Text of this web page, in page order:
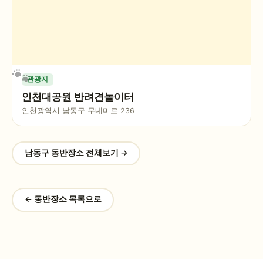
관광지
인천대공원 반려견놀이터
인천광역시 남동구 무네미로 236
남동구동반장소 전체보기 →
← 동반장소 목록으로